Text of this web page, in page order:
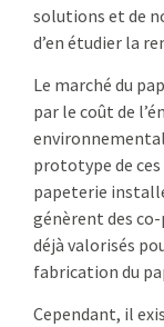
solutions et de
d’en étudier la
Le marché du
par le coût de
prototype de
papeterie
génèrent des
déjà valorisés
fabrication du
Cependant, il